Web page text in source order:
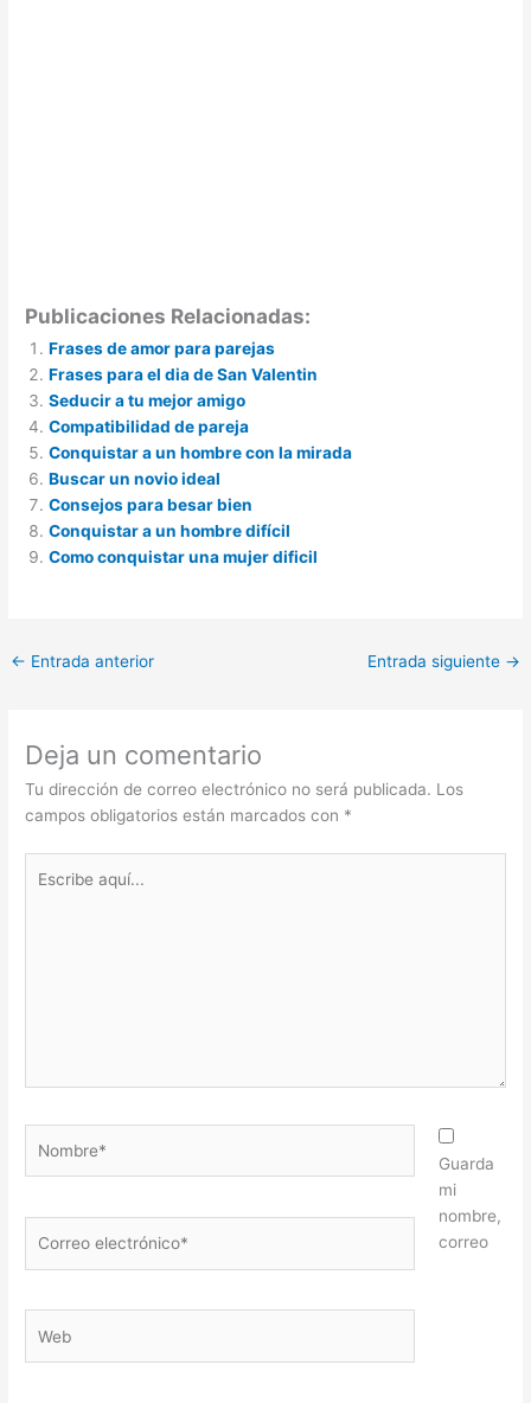
Publicaciones Relacionadas:
Frases de amor para parejas
Frases para el dia de San Valentin
Seducir a tu mejor amigo
Compatibilidad de pareja
Conquistar a un hombre con la mirada
Buscar un novio ideal
Consejos para besar bien
Conquistar a un hombre difícil
Como conquistar una mujer dificil
← Entrada anterior Entrada siguiente →
Deja un comentario
Tu dirección de correo electrónico no será publicada. Los
campos obligatorios están marcados con *
aquí...
electrónico*
Guarda
mi
nombre,
correo